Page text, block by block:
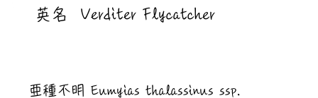
英名 Verditer Flycatcher
亜種不明 Eumyias thalassinus ssp.